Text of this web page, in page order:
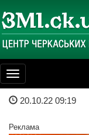
Toggle
navigation
20.10.22 09:19
Реклама